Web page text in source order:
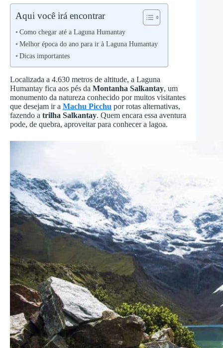
Aqui você irá encontrar
Como chegar até a Laguna Humantay
Melhor época do ano para ir à Laguna Humantay
Dicas importantes
Localizada a 4.630 metros de altitude, a Laguna
Humantay fica aos pés da Montanha Salkantay, um
monumento da natureza conhecido por muitos visitantes
que desejam ir a Machu Picchu por rotas alternativas,
fazendo a trilha Salkantay. Quem encara essa aventura
pode, de quebra, aproveitar para conhecer a lagoa.